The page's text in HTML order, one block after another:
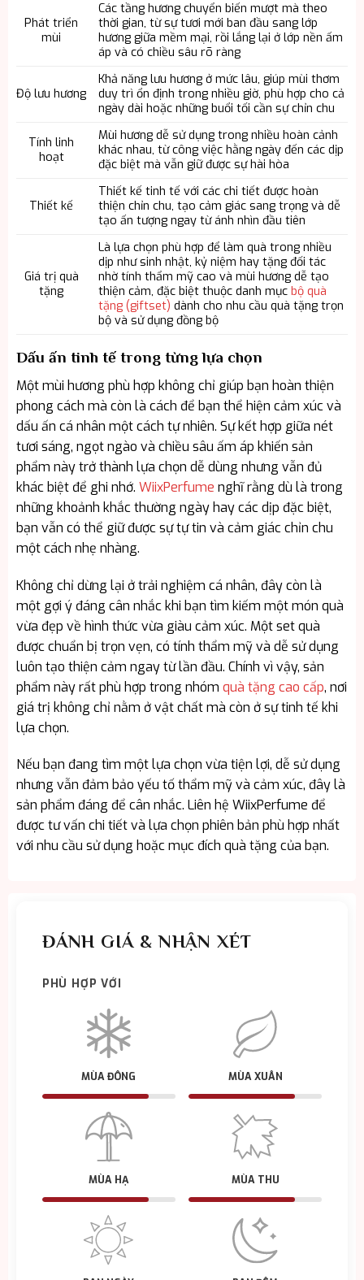
Phát triển
mùi
Các tầng hương chuyển biến mượt mà theo
thời gian, từ sự tươi mới ban đầu sang lớp
hương giữa mềm mại, rồi lắng lại ở lớp nền ấm
áp và có chiều sâu rõ ràng
Độ lưu hương
Khả năng lưu hương ở mức lâu, giúp mùi thơm
duy trì ổn định trong nhiều giờ, phù hợp cho cả
ngày dài hoặc những buổi tối cần sự chỉn chu
Tính linh
hoạt
Mùi hương dễ sử dụng trong nhiều hoàn cảnh
khác nhau, từ công việc hằng ngày đến các dịp
đặc biệt mà vẫn giữ được sự hài hòa
Thiết kế
Thiết kế tinh tế với các chi tiết được hoàn
thiện chỉn chu, tạo cảm giác sang trọng và dễ
tạo ấn tượng ngay từ ánh nhìn đầu tiên
Giá trị quà
tặng
Là lựa chọn phù hợp để làm quà trong nhiều
dịp như sinh nhật, kỷ niệm hay tặng đối tác
nhờ tính thẩm mỹ cao và mùi hương dễ tạo
thiện cảm, đặc biệt thuộc danh mục bộ quà
tặng (giftset) dành cho nhu cầu quà tặng trọn
bộ và sử dụng đồng bộ
Dấu ấn tinh tế trong từng lựa chọn
Một mùi hương phù hợp không chỉ giúp bạn hoàn thiện
phong cách mà còn là cách để bạn thể hiện cảm xúc và
dấu ấn cá nhân một cách tự nhiên. Sự kết hợp giữa nét
tươi sáng, ngọt ngào và chiều sâu ấm áp khiến sản
phẩm này trở thành lựa chọn dễ dùng nhưng vẫn đủ
khác biệt để ghi nhớ. WiixPerfume nghĩ rằng dù là trong
những khoảnh khắc thường ngày hay các dịp đặc biệt,
bạn vẫn có thể giữ được sự tự tin và cảm giác chỉn chu
một cách nhẹ nhàng.
Không chỉ dừng lại ở trải nghiệm cá nhân, đây còn là
một gợi ý đáng cân nhắc khi bạn tìm kiếm một món quà
vừa đẹp về hình thức vừa giàu cảm xúc. Một set quà
được chuẩn bị trọn vẹn, có tính thẩm mỹ và dễ sử dụng
luôn tạo thiện cảm ngay từ lần đầu. Chính vì vậy, sản
phẩm này rất phù hợp trong nhóm quà tặng cao cấp, nơi
giá trị không chỉ nằm ở vật chất mà còn ở sự tinh tế khi
lựa chọn.
Nếu bạn đang tìm một lựa chọn vừa tiện lợi, dễ sử dụng
nhưng vẫn đảm bảo yếu tố thẩm mỹ và cảm xúc, đây là
sản phẩm đáng để cân nhắc. Liên hệ WiixPerfume để
được tư vấn chi tiết và lựa chọn phiên bản phù hợp nhất
với nhu cầu sử dụng hoặc mục đích quà tặng của bạn.
ĐÁNH GIÁ & NHẬN XÉT
PHÙ HỢP VỚI
MÙA ĐÔNG MÙA XUÂN
MÙA HẠ MÙA THU